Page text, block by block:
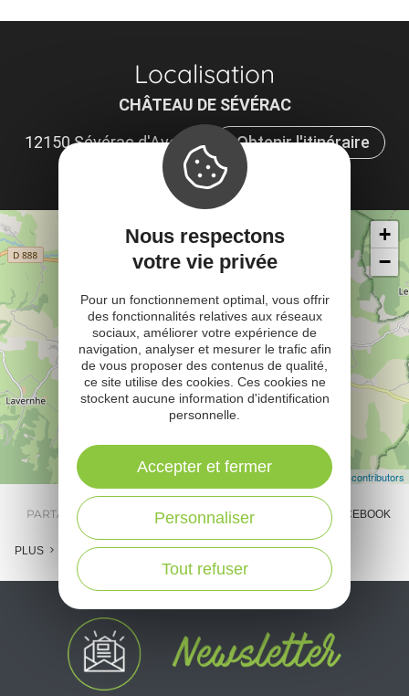
Localisation
CHÂTEAU DE SÉVÉRAC
12150 Sévérac d'Aveyron
Obtenir l'itinéraire
Rechercher
à proximité
Itinéraire vers
Sévérac d'Aveyron
+
−
Leaflet | Map data © OpenStreetMap contributors
PARTAGER : E-MAIL MESSENGER FACEBOOK
PLUS
Nous respectons
votre vie privée
Pour un fonctionnement optimal, vous offrir
des fonctionnalités relatives aux réseaux
sociaux, améliorer votre expérience de
navigation, analyser et mesurer le trafic afin
de vous proposer des contenus de qualité,
ce site utilise des cookies. Ces cookies ne
stockent aucune information d'identification
personnelle.
Tout refuser
Personnaliser
Accepter et fermer